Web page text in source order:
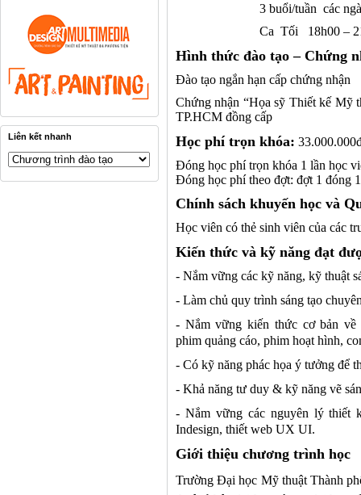
Liên kết nhanh
3 buổi/tuần các
Ca Tối 18h00 –
Hình thức đào tạo – Chứng
Đào tạo ngắn hạn cấp chứng nhận
Chứngnhận “Họa sỹ Thiết kế Mỹ
TP.HCM đồng cấp
Học phí trọn khóa:
Đóng học phí trọn khóa 1 lần học
Đóng học phí theo đợt: đợt 1 đóng
Chính sách khuyến học và
Học viên có thẻ sinh viên của các
Kiến thức và kỹ năng đạt
- Nắm vững các kỹ năng, kỹ thuật
- Làm chủ quy trình sáng tạo
- Nắm vững kiến thức cơ bản
phim quảng cáo, phim hoạt hình,
- Có kỹ năng phác họa ý tưởng để
- Khả năng tư duy & kỹ năng vẽ
- Nắm vững các nguyên lý thiết
Indesign, thiết web UX UI.
Giới thiệu chương trình học
Trường Đại học Mỹ thuật Thành